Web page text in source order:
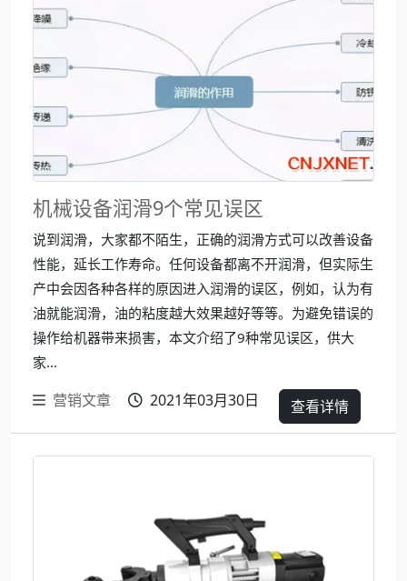
机械设备润滑9个常见误区
说到润滑，大家都不陌生，正确的润滑方式可以改善设备
性能，延长工作寿命。任何设备都离不开润滑，但实际生
产中会因各种各样的原因进入润滑的误区，例如，认为有
油就能润滑，油的粘度越大效果越好等等。为避免错误的
操作给机器带来损害，本文介绍了9种常见误区，供大
家...
营销文章 2021年03月30日 查看详情